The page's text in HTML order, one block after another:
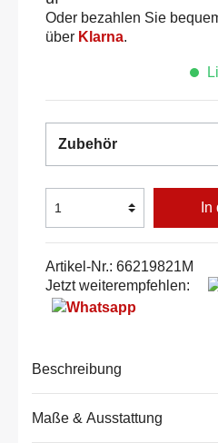
Oder bezahlen Sie
über Klarna.
Zubehör
Artikel-Nr.: 66219821M
Jetzt weiterempfehlen:
Beschreibung
Maße & Ausstattung